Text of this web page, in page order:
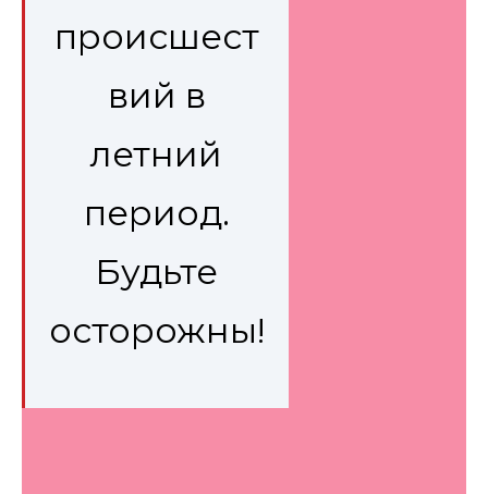
происшест
вий в
летний
период.
Будьте
осторожны!